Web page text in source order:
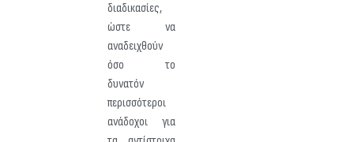
διαδικασίες,
ώστε να
αναδειχθούν
όσο το
δυνατόν
περισσότεροι
ανάδοχοι για